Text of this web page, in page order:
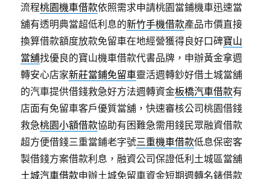
流程桃園機車借款依照需求申請桃園當鋪機車迅速當
舖有透明典當超低利息的新竹手機借款產品市價直接
換算借款額度放款免留車在地經營獲得良好口碑寶山
當舖找優良的寶山機車借款代書品牌，申辦黃金拿週
轉安心店家新莊當鋪免留車靈活週轉鈔好借土城當舖
的汽車提供借錢救急好方法週轉資金板橋汽車借款有
店面有免留車客戶優質當舖，快速審核公司桃園借錢
救急桃園小額借款協助有困難急需用錢民眾融資借款
超方便借錢三重當鋪老字號三重機車借款低息保密客
製借錢方案借款利息，融資公司保證低利土城區當舖
土城汽車借款申辦土城免留車資金短期週轉名錶借款